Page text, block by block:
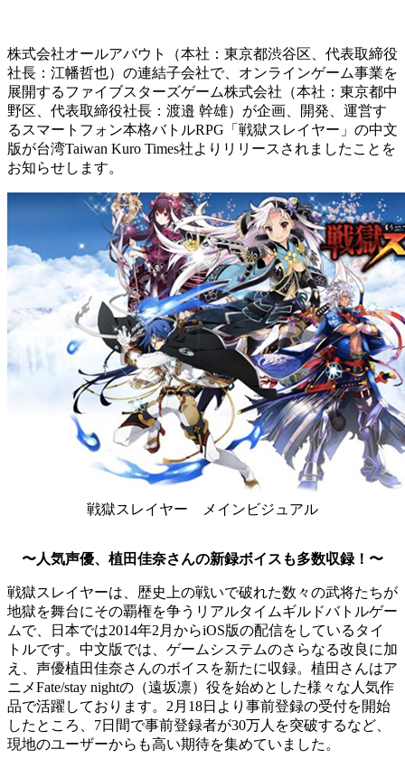
株式会社オールアバウト（本社：東京都渋谷区、代表取締役
社長：江幡哲也）の連結子会社で、オンラインゲーム事業を
展開するファイブスターズゲーム株式会社（本社：東京都中
野区、代表取締役社長：渡邉 幹雄）が企画、開発、運営す
るスマートフォン本格バトルRPG「戦獄スレイヤー」の中文
版が台湾Taiwan Kuro Times社よりリリースされましたことを
お知らせします。
戦獄スレイヤー メインビジュアル
〜人気声優、植田佳奈さんの新録ボイスも多数収録！〜
戦獄スレイヤーは、歴史上の戦いで破れた数々の武将たちが
地獄を舞台にその覇権を争うリアルタイムギルドバトルゲー
ムで、日本では2014年2月からiOS版の配信をしているタイ
トルです。中文版では、ゲームシステムのさらなる改良に加
え、声優植田佳奈さんのボイスを新たに収録。植田さんはア
ニメFate/stay nightの（遠坂凛）役を始めとした様々な人気作
品で活躍しております。2月18日より事前登録の受付を開始
したところ、7日間で事前登録者が30万人を突破するなど、
現地のユーザーからも高い期待を集めていました。